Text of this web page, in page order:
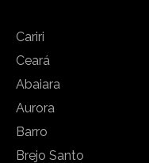
Cariri
Ceará
Abaiara
Aurora
Barro
Brejo Santo